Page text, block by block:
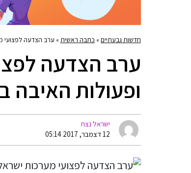
חדשות גבעתיים» כתבה ראשית » ערב הצדעה לפצועי
ערב הצדעה
ופעולות האיבה
ישראל נצח
12 דצמבר, 2017 05:14